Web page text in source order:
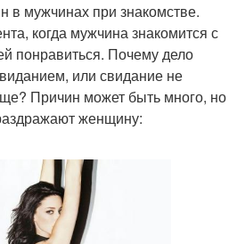
в мужчинах при знакомстве.
когда мужчина знакомится с
понравиться. Почему дело
или свидание не
Причин может быть много, но
женщину: